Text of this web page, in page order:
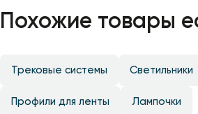
Похожие товары
Трековые системы Светильники
Профили для ленты Лампочки